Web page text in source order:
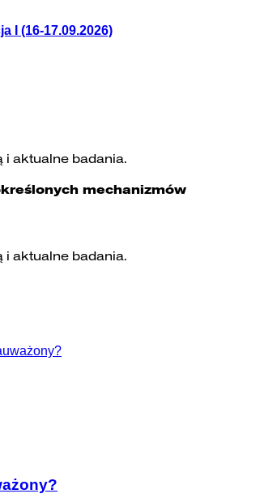
I (16-17.09.2026)
aktualne badania.
mechanizmów
aktualne badania.